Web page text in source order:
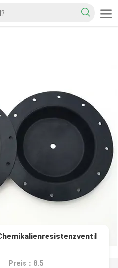
Preis：8.5